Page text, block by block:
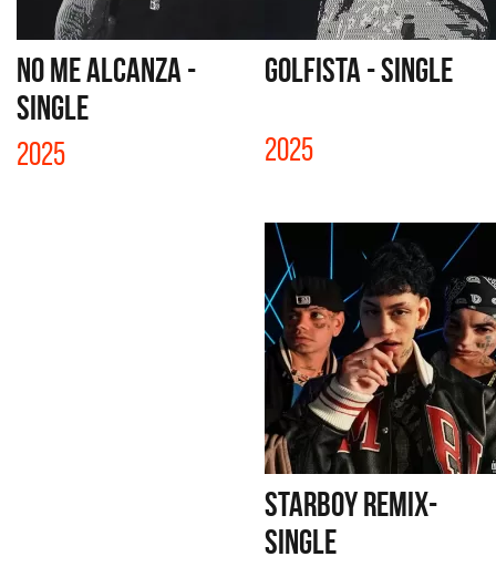
NO ME ALCANZA -
SINGLE
2025
GOLFISTA - SINGLE
2025
STARBOY REMIX-
SINGLE